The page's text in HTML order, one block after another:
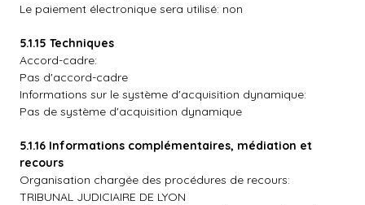
Le paiement électronique sera utilisé: non
5.1.15 Techniques
Accord-cadre:
Pas d'accord-cadre
Informations sur le système d'acquisition dynamique:
Pas de système d'acquisition dynamique
5.1.16 Informations complémentaires, médiation et
recours
Organisation chargée des procédures de recours:
TRIBUNAL JUDICIAIRE DE LYON